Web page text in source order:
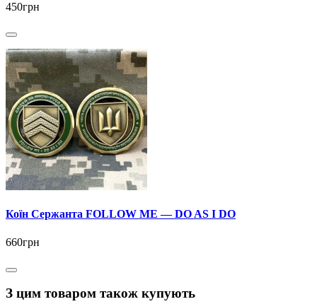
450грн
Коїн Сержанта FOLLOW ME — DO AS I DO
660грн
З цим товаром також купують